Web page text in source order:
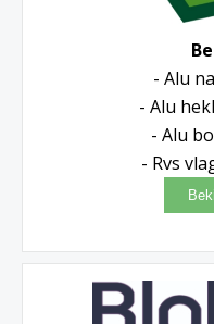
- Alu
- Alu
- Alu
- Rvs